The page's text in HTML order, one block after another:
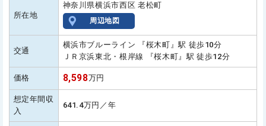
所在地
神奈川県横浜市西区 老松町
周辺地図
交通
横浜市ブルーライン 『桜木町』駅 徒歩10分
ＪＲ京浜東北・根岸線 『桜木町』駅 徒歩12分
価格 8,598万円
想定年間収
入
641.4万円／年